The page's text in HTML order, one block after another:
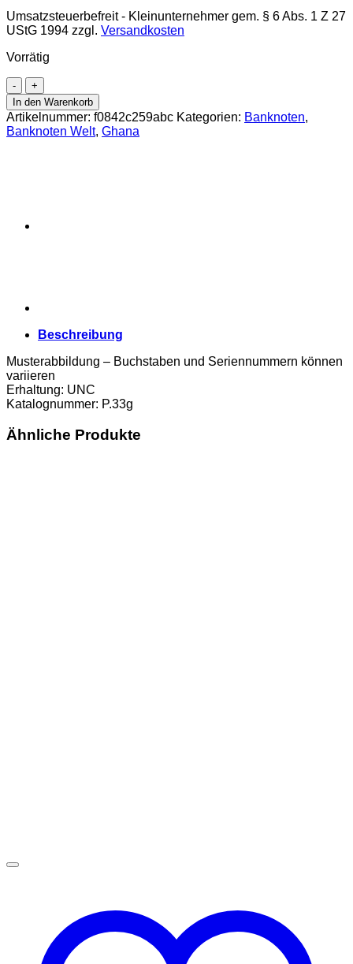
Umsatzsteuerbefreit - Kleinunternehmer gem. § 6 Abs. 1 Z 27
UStG 1994 zzgl. Versandkosten
Vorrätig
Ghana
-
2000
Cedis
2.9.2002,
In den Warenkorb
Artikelnummer: f0842c259abc Kategorien: Banknoten,
Banknoten Welt, Ghana
Beschreibung
Musterabbildung – Buchstaben und Seriennummern können
variieren
Erhaltung: UNC
Katalognummer: P.33g
Ähnliche Produkte